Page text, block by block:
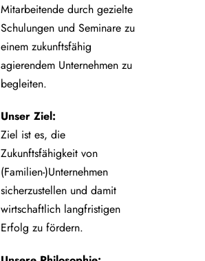
Mitarbeitende durch gezielte
Schulungen und Seminare zu
einem zukunftsfähig
agierendem Unternehmen zu
begleiten.
Unser Ziel:
Ziel ist es, die
Zukunftsfähigkeit von
(Familien-)Unternehmen
sicherzustellen und damit
wirtschaftlich langfristigen
Erfolg zu fördern.